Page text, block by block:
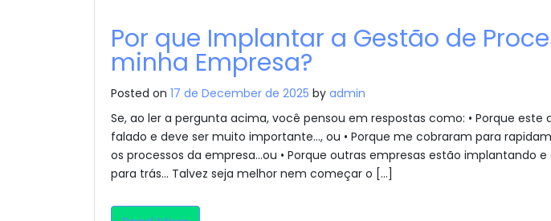
Por que Implantar a Gestão de
minha Empresa?
Posted on 17 de December de 2025 by admin
Se, ao ler a pergunta acima, você pensou em respostas como: • Porque este
falado e deve ser muito importante…, ou • Porque me cobraram para
os processos da empresa…ou • Porque outras empresas estão implantando
para trás… Talvez seja melhor nem começar o […]